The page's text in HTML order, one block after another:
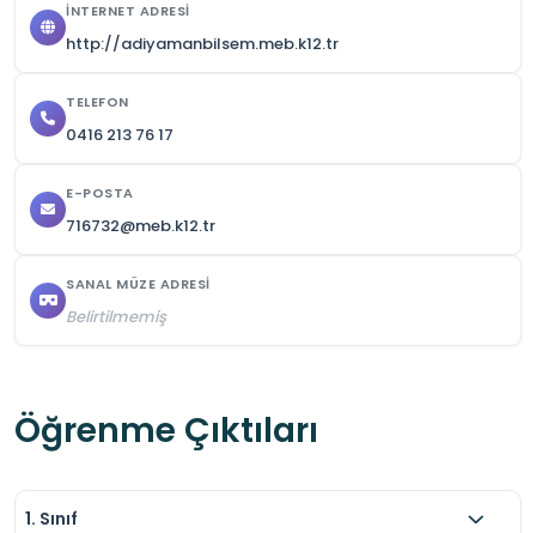
İNTERNET ADRESI
http://adiyamanbilsem.meb.k12.tr
TELEFON
0416 213 76 17
E-POSTA
716732@meb.k12.tr
SANAL MÜZE ADRESI
Belirtilmemiş
Öğrenme Çıktıları
1. Sınıf